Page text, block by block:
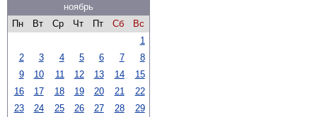
ноябрь
Пн
Вт Ср Чт Пт Сб
Вс
1
2
3 4 5 6 7
8
9
10 11 12 13 14
15
16
17 18 19 20 21
22
23
24 25 26 27 28
29